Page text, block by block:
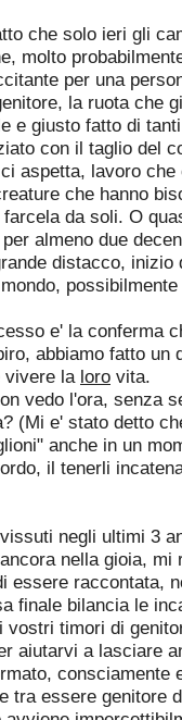
che solo ieri gli
molto
per una
la ruota che
e giusto fatto di
con il taglio del
aspetta, lavoro
che hanno
da soli. O
almeno due
distacco, inizio
e' la conferma
abbiamo fatto un
vivere la loro vita.
vedo l'ora, senza
(Mi e' stato detto
anche in un
il tenerli
negli ultimi 3
nella gioia, mi
essere raccontata,
finale bilancia le
vostri timori di
aiutarvi a lasciare
consciamente
tra essere genitore